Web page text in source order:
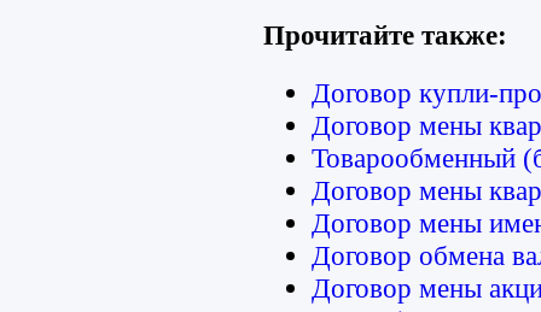
Прочитайте также:
Договор купли-
Договор мены
Товарообменный
Договор мены
Договор мены
Договор обмена
Договор мены